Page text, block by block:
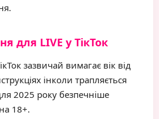
для LIVE у ТікТок
зазвичай вимагає вік від
інколи трапляється
2025 року безпечніше
18+.